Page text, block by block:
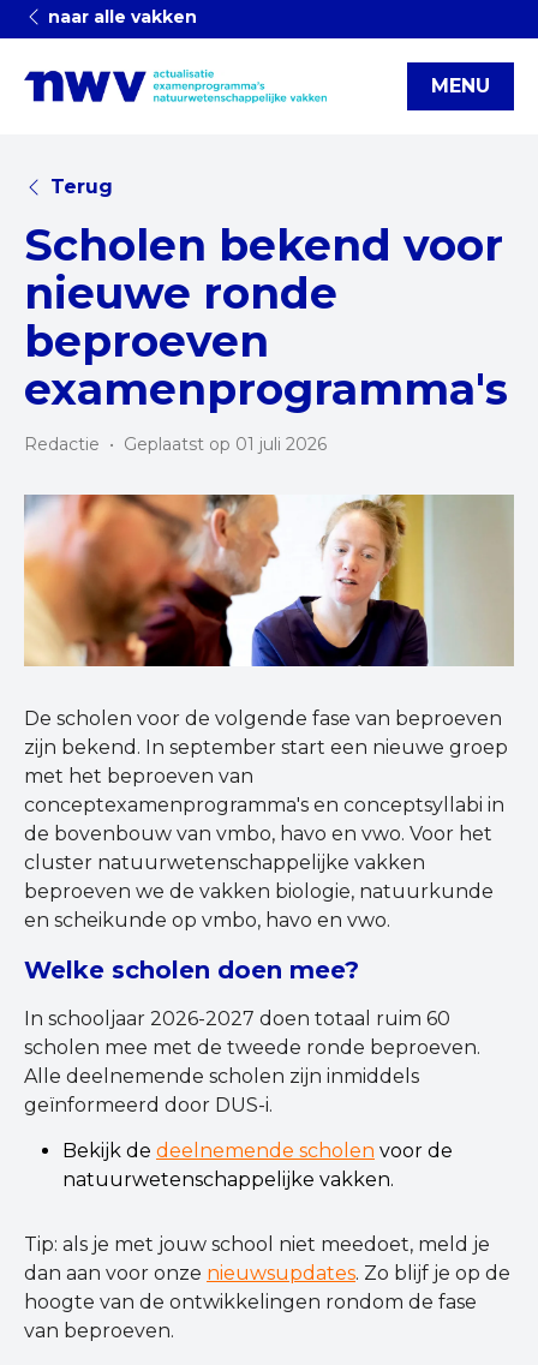
naar alle vakken
MENU
Terug
Scholen bekend voor
nieuwe ronde
beproeven
examenprogramma's
Redactie • Geplaatst op 01 juli 2026
De scholen voor de volgende fase van beproeven
zijn bekend. In september start een nieuwe groep
met het beproeven van
conceptexamenprogramma's en conceptsyllabi in
de bovenbouw van vmbo, havo en vwo. Voor het
cluster natuurwetenschappelijke vakken
beproeven we de vakken biologie, natuurkunde
en scheikunde op vmbo, havo en vwo.
Welke scholen doen mee?
In schooljaar 2026-2027 doen totaal ruim 60
scholen mee met de tweede ronde beproeven.
Alle deelnemende scholen zijn inmiddels
geïnformeerd door DUS-i.
Bekijk de deelnemende scholen voor de
natuurwetenschappelijke vakken.
Tip: als je met jouw school niet meedoet, meld je
dan aan voor onze nieuwsupdates. Zo blijf je op de
hoogte van de ontwikkelingen rondom de fase
van beproeven.